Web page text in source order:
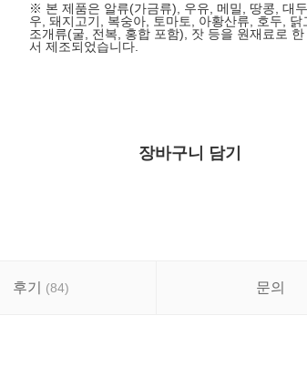
※ 본 제품은 알류(가금류), 우유, 메밀, 땅콩, 대
우, 돼지고기, 복숭아, 토마토, 아황산류, 호두, 닭
조개류(굴, 전복, 홍합 포함), 잣 등을 원재료로
서 제조되었습니다.
장바구니 담기
후기 (84) 문의